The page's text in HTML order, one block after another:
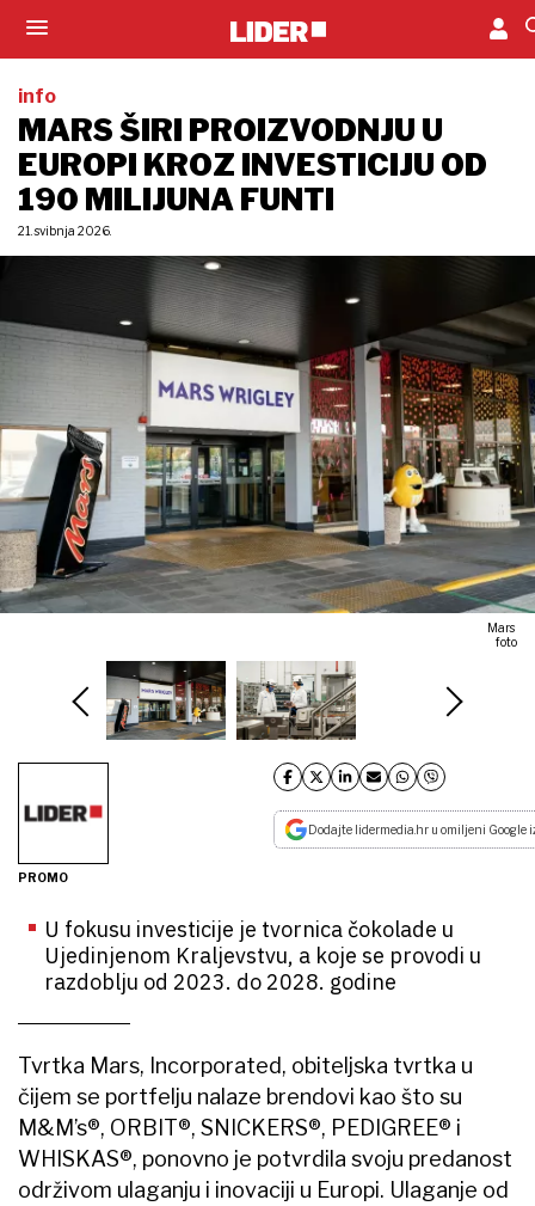
info
MARS ŠIRI PROIZVODNJU U
EUROPI KROZ INVESTICIJU OD
190 MILIJUNA FUNTI
21. svibnja 2026.
Mars
foto
PROMO
Dodajte lidermedia.hr u omiljeni Google
U fokusu investicije je tvornica čokolade u
Ujedinjenom Kraljevstvu, a koje se provodi u
razdoblju od 2023. do 2028. godine
Tvrtka Mars, Incorporated, obiteljska tvrtka u
čijem se portfelju nalaze brendovi kao što su
M&M’s®, ORBIT®, SNICKERS®, PEDIGREE® i
WHISKAS®, ponovno je potvrdila svoju predanost
održivom ulaganju i inovaciji u Europi. Ulaganje od